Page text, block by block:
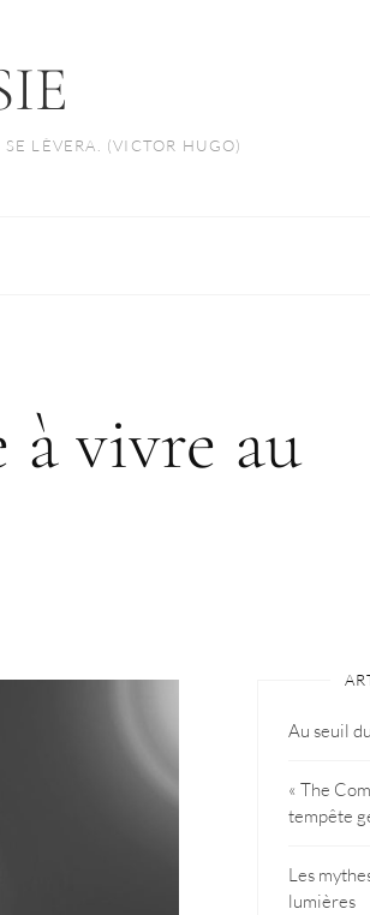
LÈVERA. (VICTOR HUGO)
vivre au
Au seuil
« The
tempête
Les
lumières